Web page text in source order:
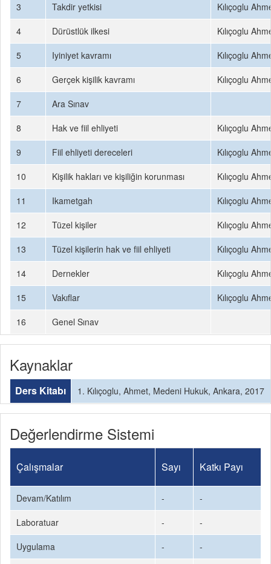
3
Takdir yetkisi
Kılıçoglu
4
Dürüstlük ilkesi
Kılıçoglu
5
Iyiniyet kavramı
Kılıçoglu
6
Gerçek kişilik kavramı
Kılıçoglu
7
Ara Sınav
8
Hak ve fiil ehliyeti
Kılıçoglu
9
Fiil ehliyeti dereceleri
Kılıçoglu
10
Kişilik hakları ve kişiliğin korunması
Kılıçoglu
11
Ikametgah
Kılıçoglu
12
Tüzel kişiler
Kılıçoglu
13
Tüzel kişilerin hak ve fiil ehliyeti
Kılıçoglu
14
Dernekler
Kılıçoglu
15
Vakıflar
Kılıçoglu
16
Genel Sınav
Kaynaklar
Ders Kitabı 1. Kılıçoglu, Ahmet, Medeni Hukuk, Ankara, 2017
Değerlendirme Sistemi
Çalışmalar Sayı Katkı Payı
Devam/Katılım -
-
Laboratuar
-
-
Uygulama
-
-